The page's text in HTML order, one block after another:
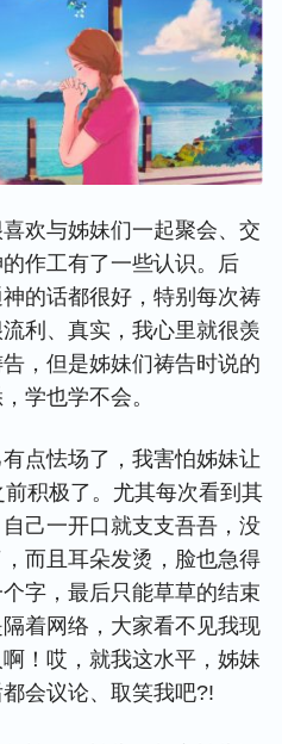
欢与姊妹们一起聚会、交
作工有了一些认识。后
的话都很好，特别每次祷
利、真实，我心里就很羡
，但是姊妹们祷告时说的
学也学不会。
点怯场了，我害怕姊妹让
前积极了。尤其每次看到其
己一开口就支支吾吾，没
而且耳朵发烫，脸也急得
字，最后只能草草的结束
着网络，大家看不见我现
！哎，就我这水平，姊妹
会议论、取笑我吧?!